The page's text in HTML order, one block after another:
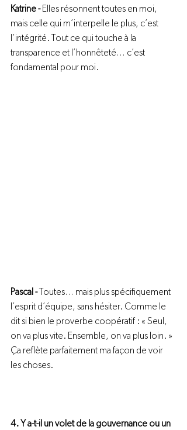
Katrine - Elles résonnent toutes en moi,
mais celle qui m’interpelle le plus, c’est
l’intégrité. Tout ce qui touche à la
transparence et l’honnêteté… c’est
fondamental pour moi.
Pascal -
Toutes… mais plus spécifiquement
l’esprit d’équipe, sans hésiter. Comme le
dit si bien le proverbe coopératif : « Seul,
on va plus vite. Ensemble, on va plus loin. »
Ça reflète parfaitement ma façon de voir
les choses.
4. Y a-t-il un volet de la gouvernance ou un